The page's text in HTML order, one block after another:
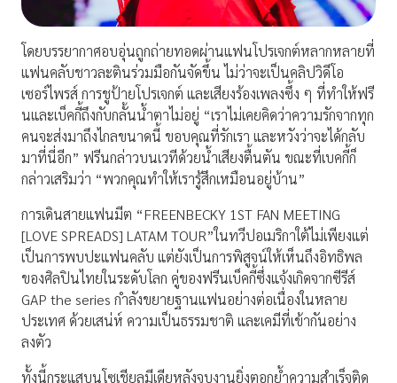
โดยบรรยากาศอบอุ่นถูกถ่ายทอดผ่านแฟนโปรเจกต์หลากหลายที่
แฟนคลับชาวละตินร่วมมือกันจัดขึ้น ไม่ว่าจะเป็นคลิปวิดีโอ
เซอร์ไพรส์ การชูป้ายโปรเจกต์ และเสียงร้องเพลงซึ้ง ๆ ที่ทำให้ฟรี
นและเบ็คกี้ถึงกับกลั้นน้ำตาไม่อยู่ “เราไม่เคยคิดว่าความรักจากทุก
คนจะส่งมาถึงไกลขนาดนี้ ขอบคุณที่รักเรา และหวังว่าจะได้กลับ
มาที่นี่อีก” ฟรีนกล่าวบนเวทีด้วยน้ำเสียงตื้นตัน ขณะที่เบคกี้ก็
กล่าวเสริมว่า “พวกคุณทำให้เรารู้สึกเหมือนอยู่บ้าน”
การเดินสายแฟนมีต “FREENBECKY 1ST FAN MEETING
[LOVE SPREADS] LATAM TOUR”ในทวีปอเมริกาใต้ไม่เพียงแต่
เป็นการพบปะแฟนคลับ แต่ยังเป็นการพิสูจน์ให้เห็นถึงอิทธิพล
ของศิลปินไทยในระดับโลก คู่ของฟรีนเบ็คกี้ซึ่งแจ้งเกิดจากซีรีส์
GAP the series กำลังขยายฐานแฟนอย่างต่อเนื่องในหลาย
ประเทศ ด้วยเสน่ห์ ความเป็นธรรมชาติ และเคมีที่เข้ากันอย่าง
ลงตัว
ทั้งนี้กระแสบนโซเชียลมีเดียหลังจบงานยิ่งตอกย้ำความสำเร็จติด